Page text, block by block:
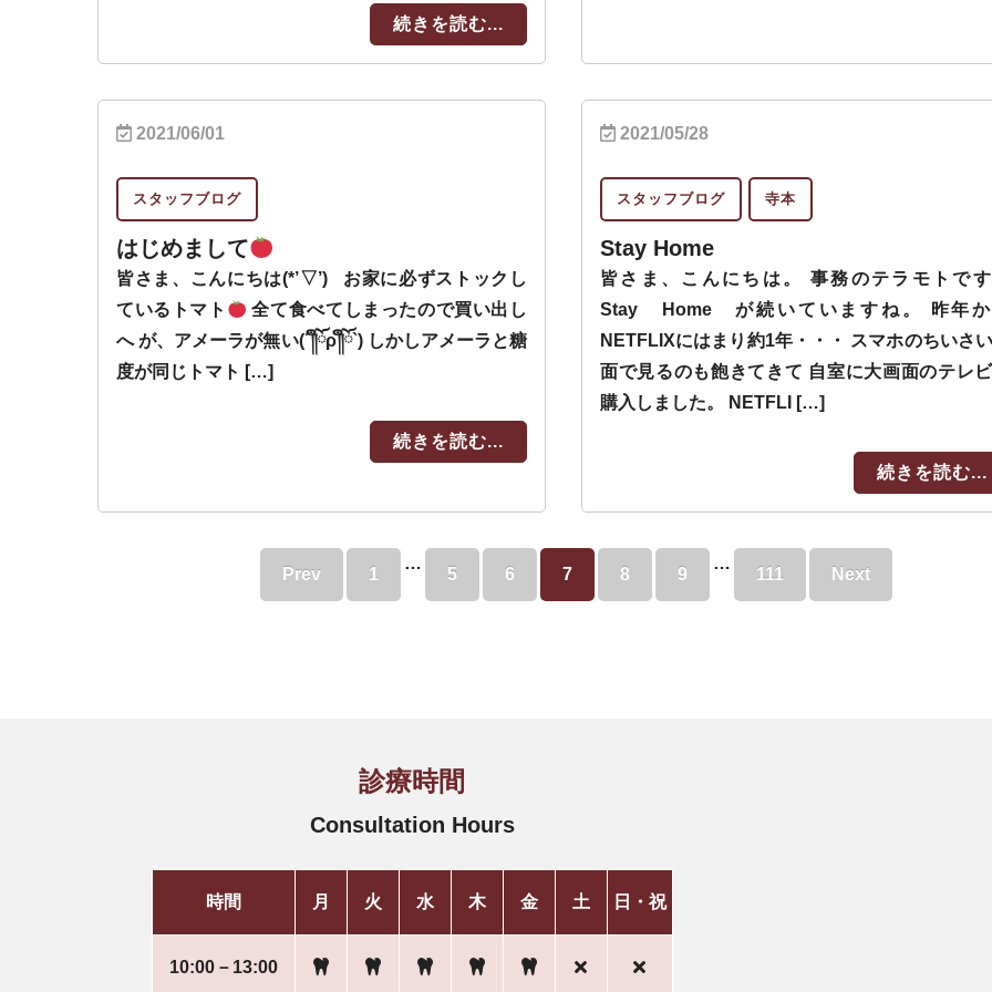
続きを読む...
2021/06/01
スタッフブログ
はじめまして
皆さま、こんにちは(*’▽’) お家に必ずストックし
ているトマト
全て食べてしまったので買い出し
へ が、アメーラが無い(´༎ຶོρ༎ຶོ`) しかしアメーラと糖
度が同じトマト […]
続きを読む...
2021/05/28
スタッフブログ 寺本
Stay Home
皆さま、こんにちは。 事務のテラモトです
Stay Home が続いていますね。 昨年か
NETFLIXにはまり約1年・・・ スマホのちいさ
面で見るのも飽きてきて 自室に大画面のテレ
購入しました。 NETFLI […]
続きを読む...
Prev 1
…
5 6 7 8 9
…
111 Next
診療時間
Consultation Hours
時間 月 火 水 木 金 土 日・祝
10:00－13:00